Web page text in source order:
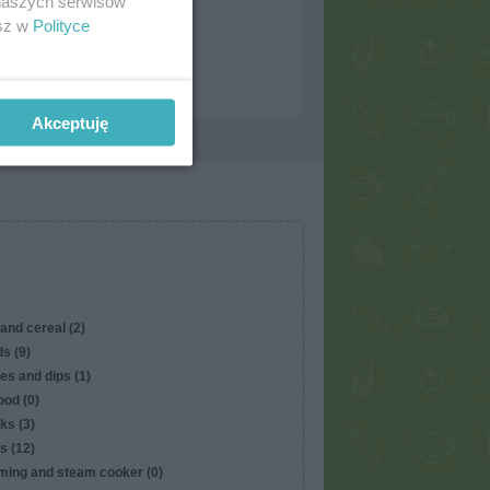
cereal (2)
(9)
and dips (1)
(0)
(3)
(12)
and steam cooker (0)
w Polityce
Akceptuję